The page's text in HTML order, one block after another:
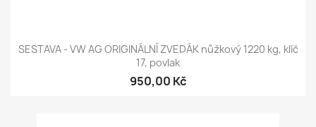
SESTAVA - VW AG ORIGINÁLNÍ ZVEDÁK nůžkový 1220 kg, klíč
17, povlak
950,00 Kč